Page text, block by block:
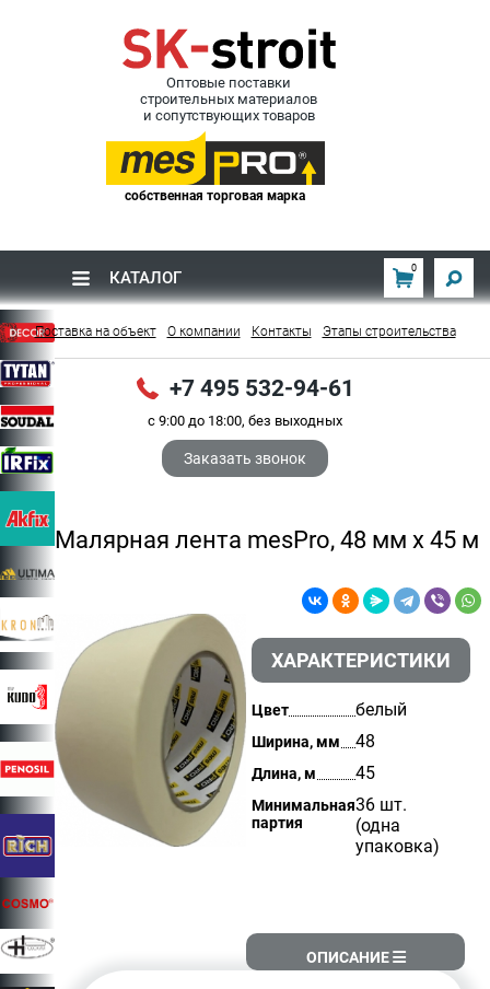
Оптовые поставки
строительных материалов
и сопутствующих товаров
собственная торговая марка
КАТАЛОГ 0
Поставка на объект О компании Контакты Этапы строительства
+7 495 532-94-61
с 9:00 до 18:00, без выходных
Заказать звонок
Малярная лента mesPro, 48 мм х 45 м
ХАРАКТЕРИСТИКИ
Цвет белый
Ширина, мм 48
Длина, м 45
Минимальная
партия
36 шт.
(одна
упаковка)
ОПИСАНИЕ